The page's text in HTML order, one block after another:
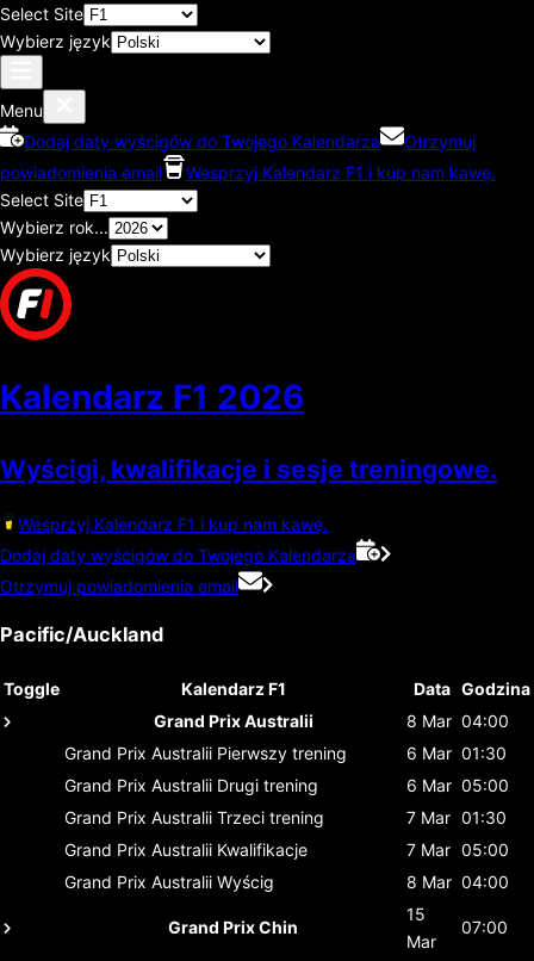
Select Site
Wybierz język
Menu
Dodaj daty wyścigów do Twojego Kalendarza
Otrzymuj
powiadomienia email
Wesprzyj Kalendarz F1 i kup nam kawę.
Select Site
Wybierz rok...
Wybierz język
Kalendarz F1 2026
Wyścigi, kwalifikacje i sesje treningowe.
Wesprzyj Kalendarz F1 i kup nam kawę.
Dodaj daty wyścigów do Twojego Kalendarza
Otrzymuj powiadomienia email
Pacific/Auckland
Toggle Kalendarz F1 Data Godzina
Grand Prix Australii
8 Mar 04:00
Grand Prix Australii Pierwszy trening 6 Mar 01:30
Grand Prix Australii Drugi trening 6 Mar 05:00
Grand Prix Australii Trzeci trening 7 Mar 01:30
Grand Prix Australii Kwalifikacje 7 Mar 05:00
Grand Prix Australii Wyścig 8 Mar 04:00
Grand Prix Chin
15
Mar
07:00